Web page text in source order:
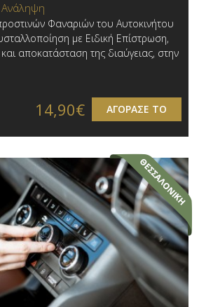
Φαναριών του Αυτοκινήτου
με Ειδική Επίστρωση,
αποκατάσταση της διαύγειας, στην
ΑΓΟΡΑΣΕ ΤΟ
14,90€